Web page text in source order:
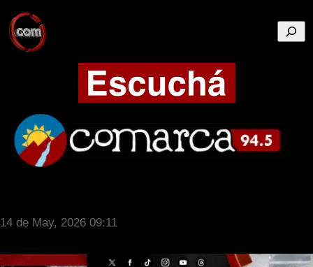
14 de May, 2026 09:11